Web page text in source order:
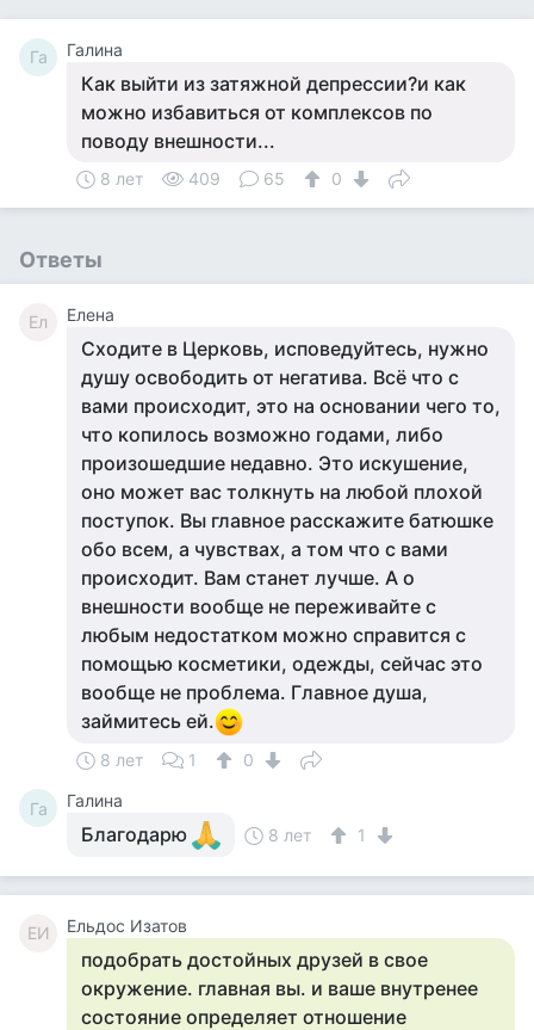
Га Галина
Как выйти из затяжной депрессии?и как
можно избавиться от комплексов по
поводу внешности...
8 лет 409 65 0
Ответы
Ел Елена
Сходите в Церковь, исповедуйтесь, нужно
душу освободить от негатива. Всё что с
вами происходит, это на основании чего то,
что копилось возможно годами, либо
произошедшие недавно. Это искушение,
оно может вас толкнуть на любой плохой
поступок. Вы главное расскажите батюшке
обо всем, а чувствах, а том что с вами
происходит. Вам станет лучше. А о
внешности вообще не переживайте с
любым недостатком можно справится с
помощью косметики, одежды, сейчас это
вообще не проблема. Главное душа,
займитесь ей.
8 лет 1 0
Га Галина
Благодарю 8 лет 1
ЕИ Ельдос Изатов
подобрать достойных друзей в свое
окружение. главная вы. и ваше внутренее
состояние определяет отношение